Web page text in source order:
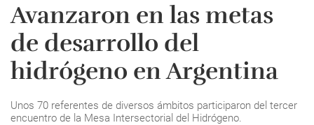
Avanzaron en las metas
de desarrollo del
hidrógeno en Argentina
Unos 70 referentes de diversos ámbitos participaron del tercer
encuentro de la Mesa Intersectorial del Hidrógeno.